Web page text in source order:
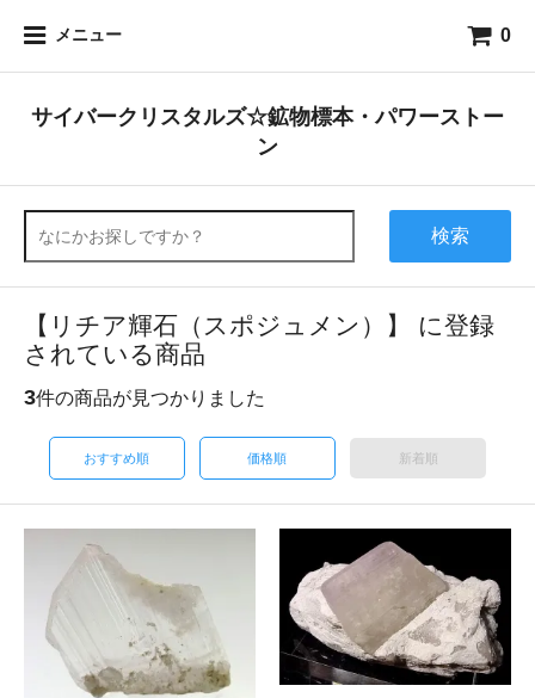
メニュー 0
サイバークリスタルズ☆鉱物標本・パワーストー
ン
検索
【リチア輝石（スポジュメン）】 に登録
されている商品
3件の商品が見つかりました
おすすめ順 価格順 新着順